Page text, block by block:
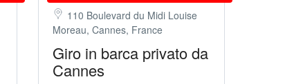
110 Boulevard du Midi Louise
Moreau, Cannes, France
Giro in barca privato da
Cannes